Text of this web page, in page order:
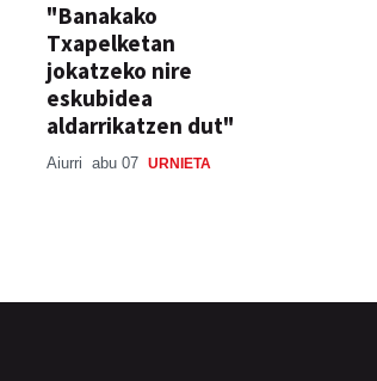
"Banakako
Txapelketan
jokatzeko nire
eskubidea
aldarrikatzen dut"
Aiurri abu 07 URNIETA